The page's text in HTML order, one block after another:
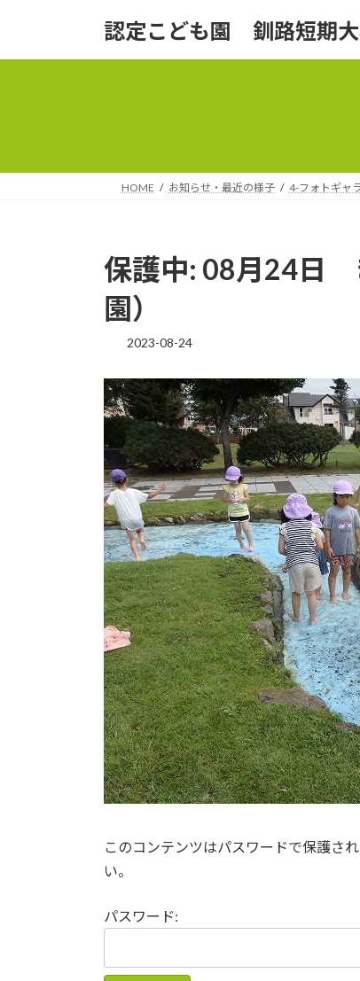
認定こども園 釧路短期大
HOME お知らせ・最近の様子 4-フォトギャ
保護中: 08月24日
園）
2023-08-24
このコンテンツはパスワードで保護さ
い。
パスワード: